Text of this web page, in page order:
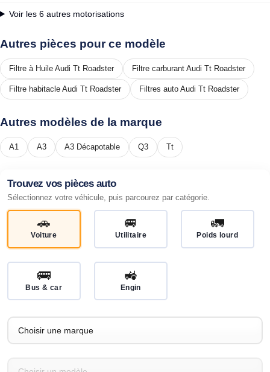
Voir les 6 autres motorisations
Autres pièces pour ce modèle
Filtre à Huile Audi Tt Roadster Filtre carburant Audi Tt Roadster
Filtre habitacle Audi Tt Roadster Filtres auto Audi Tt Roadster
Autres modèles de la marque
A1 A3 A3 Décapotable Q3 Tt
Trouvez vos pièces auto
Sélectionnez votre véhicule, puis parcourez par catégorie.
🚗
Voiture
🚐
Utilitaire
🚛
Poids lourd
🚌
Bus & car
🚜
Engin